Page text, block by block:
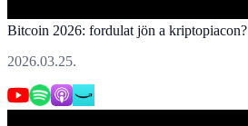
Bitcoin 2026: fordulat jön a kriptopiacon?
2026.03.25.